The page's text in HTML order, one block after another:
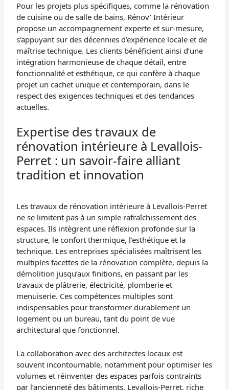
Pour les projets plus spécifiques, comme la rénovation
de cuisine ou de salle de bains, Rénov’ Intérieur
propose un accompagnement experte et sur-mesure,
s’appuyant sur des décennies d’expérience locale et de
maîtrise technique. Les clients bénéficient ainsi d’une
intégration harmonieuse de chaque détail, entre
fonctionnalité et esthétique, ce qui confère à chaque
projet un cachet unique et contemporain, dans le
respect des exigences techniques et des tendances
actuelles.
Expertise des travaux de
rénovation intérieure à Levallois-
Perret : un savoir-faire alliant
tradition et innovation
Les travaux de rénovation intérieure à Levallois-Perret
ne se limitent pas à un simple rafraîchissement des
espaces. Ils intègrent une réflexion profonde sur la
structure, le confort thermique, l’esthétique et la
technique. Les entreprises spécialisées maîtrisent les
multiples facettes de la rénovation complète, depuis la
démolition jusqu’aux finitions, en passant par les
travaux de plâtrerie, électricité, plomberie et
menuiserie. Ces compétences multiples sont
indispensables pour transformer durablement un
logement ou un bureau, tant du point de vue
architectural que fonctionnel.
La collaboration avec des architectes locaux est
souvent incontournable, notamment pour optimiser les
volumes et réinventer des espaces parfois contraints
par l’ancienneté des bâtiments. Levallois-Perret, riche